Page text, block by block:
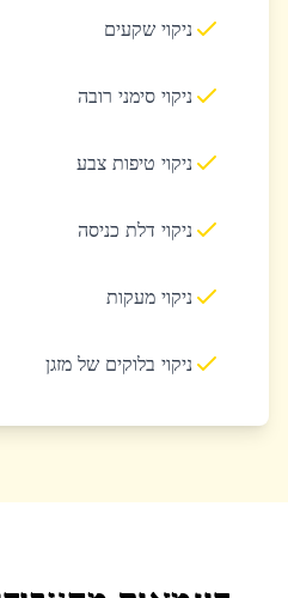
ניקוי שקעים
ניקוי סימני רובה
ניקוי טיפות צבע
ניקוי דלת כניסה
ניקוי מעקות
ניקוי בלוקים של מזגן